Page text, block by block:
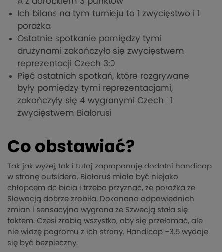
Ich bilans na tym turnieju to 1 zwycięstwo i 1
porażka
Ostatnie spotkanie pomiędzy tymi
drużynami zakończyło się zwycięstwem
reprezentacji Czech 3:0
Pięć ostatnich spotkań, które rozgrywane
były pomiędzy tymi reprezentacjami,
zakończyły się 4 wygranymi Czech i 1
zwycięstwem Białorusi
Co obstawiać?
Tak jak wyżej, tak i tutaj zaproponuję dodatni handicap
w stronę outsidera. Białoruś miała być niejako
chłopcem do bicia i trzeba przyznać, że porażka ze
Słowacją dobrze zrobiła. Dokonano odpowiednich
zmian i sensacyjna wygrana ze Szwecją stała się
faktem. Czesi zrobią wszystko, aby się przełamać, ale
nie widzę pogromu z ich strony. Handicap +3.5 wydaje
się być bezpieczny.